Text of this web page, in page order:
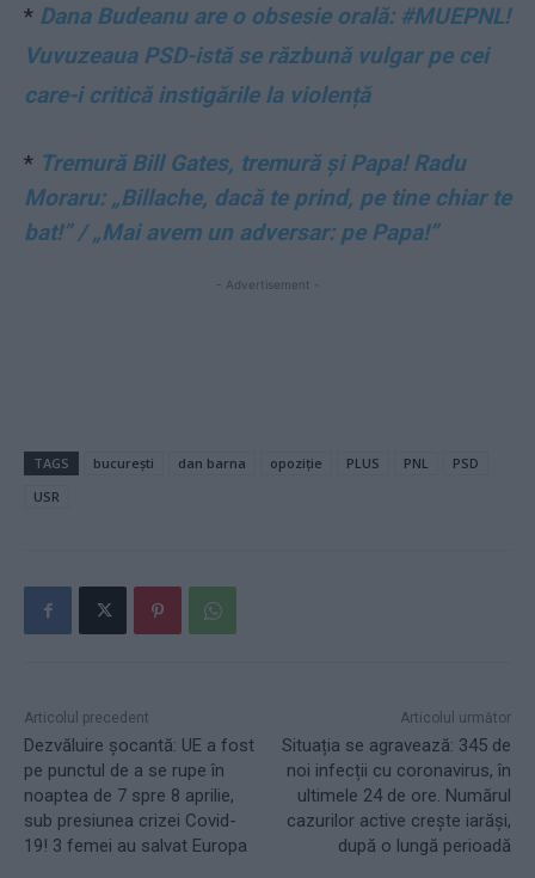
* Dana Budeanu are o obsesie orală: #MUEPNL!
Vuvuzeaua PSD-istă se răzbună vulgar pe cei
care-i critică instigările la violență
* Tremură Bill Gates, tremură și Papa! Radu
Moraru: „Billache, dacă te prind, pe tine chiar te
bat!” / „Mai avem un adversar: pe Papa!”
- Advertisement -
TAGS bucurești dan barna opoziție PLUS PNL
PSD
USR
Articolul precedent
Dezvăluire șocantă: UE a fost
pe punctul de a se rupe în
noaptea de 7 spre 8 aprilie,
sub presiunea crizei Covid-
19! 3 femei au salvat Europa
Articolul următor
Situația se agravează: 345 de
noi infecții cu coronavirus, în
ultimele 24 de ore. Numărul
cazurilor active crește iarăși,
după o lungă perioadă